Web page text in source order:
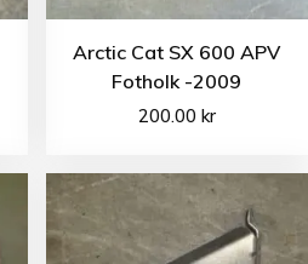
Arctic Cat SX 600 APV
Fotholk -2009
200.00 kr